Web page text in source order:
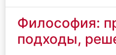
Философия:
подходы,